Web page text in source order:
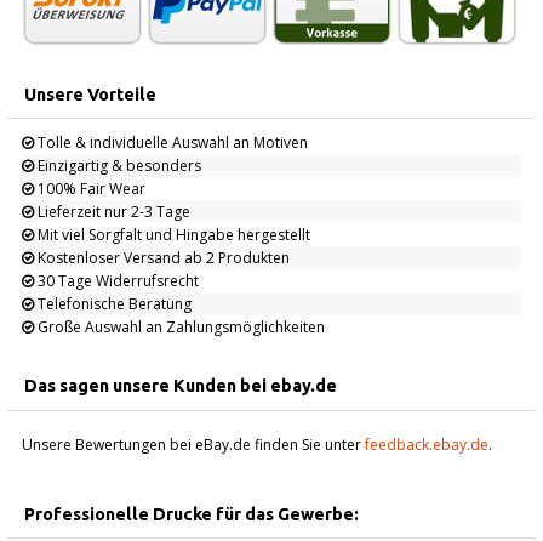
Unsere Vorteile
Tolle & individuelle Auswahl an Motiven
Einzigartig & besonders
100% Fair Wear
Lieferzeit nur 2-3 Tage
Mit viel Sorgfalt und Hingabe hergestellt
Kostenloser Versand ab 2 Produkten
30 Tage Widerrufsrecht
Telefonische Beratung
Große Auswahl an Zahlungsmöglichkeiten
Das sagen unsere Kunden bei ebay.de
Unsere Bewertungen bei eBay.de finden Sie unterfeedback.ebay.de.
Professionelle Drucke für das Gewerbe: